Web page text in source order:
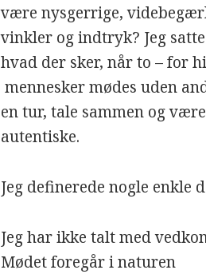
være nysgerrige,
vinkler og indtryk? Jeg
hvad der sker, når to – for
mennesker mødes uden
en tur, tale sammen og
autentiske.
Jeg definerede nogle enkle
Jeg har ikke talt med
Mødet foregår i naturen